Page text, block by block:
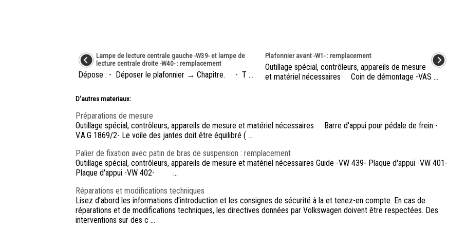
Lampe de lecture centrale gauche -W39- et lampe de
lecture centrale droite -W40- : remplacement
Dépose : - Déposer le plafonnier → Chapitre. - T ...
Plafonnier avant -W1- : remplacement
Outillage spécial, contrôleurs, appareils de mesure
et matériel nécessaires Coin de démontage -VAS ...
D'autres materiaux:
Préparations de mesure
Outillage spécial, contrôleurs, appareils de mesure et matériel nécessaires Barre d'appui pour pédale de frein -
V.A.G 1869/2- Le voile des jantes doit être équilibré ( ...
Palier de fixation avec patin de bras de suspension : remplacement
Outillage spécial, contrôleurs, appareils de mesure et matériel nécessaires Guide -VW 439- Plaque d'appui -VW 401-
Plaque d'appui -VW 402- ...
Réparations et modifications techniques
Lisez d'abord les informations d'introduction et les consignes de sécurité à la et tenez-en compte. En cas de
réparations et de modifications techniques, les directives données par Volkswagen doivent être respectées. Des
interventions sur des c ...